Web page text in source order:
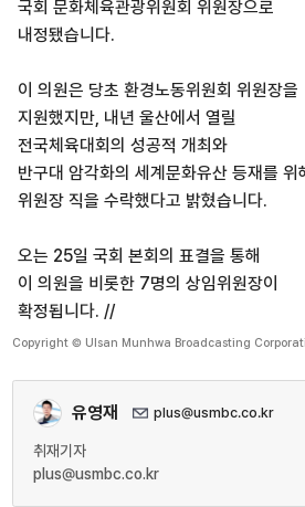
국회 문화체육관광위원회 위원장으로
내정됐습니다.
이 의원은 당초 환경노동위원회 위원장을
지원했지만, 내년 울산에서 열릴
전국체육대회의 성공적 개최와
반구대 암각화의 세계문화유산 등재를 위
위원장 직을 수락했다고 밝혔습니다.
오는 25일 국회 본회의 표결을 통해
이 의원을 비롯한 7명의 상임위원장이
확정됩니다. //
Copyright © Ulsan Munhwa Broadcasting
유영재 plus@usmbc.co.kr
취재기자
plus@usmbc.co.kr